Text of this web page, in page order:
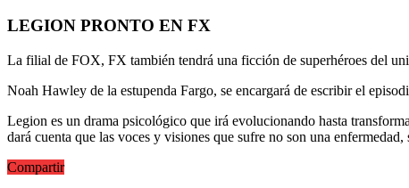
LEGION PRONTO EN FX
La filial de FOX, FX también tendrá una ficción de superhéroes del
Noah Hawley de la estupenda Fargo, se encargará de escribir el
Legion es un drama psicológico que irá evolucionando hasta
dará cuenta que las voces y visiones que sufre no son una enfermedad,
Compartir